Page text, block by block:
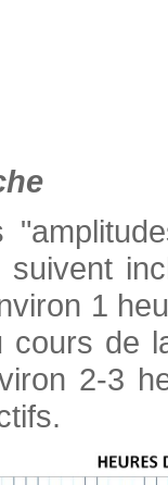
1
cours de
2-3